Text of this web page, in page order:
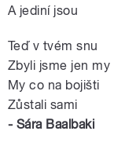
A jediní jsou
Teď v tvém snu
Zbyli jsme jen my
My co na bojišti
Zůstali sami
- Sára Baalbaki